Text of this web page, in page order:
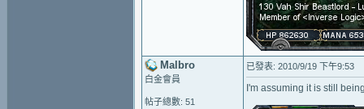
Malbro
白金會員
帖子總數: 51
已發表: 2010/9/19 下午9:53
I'm assuming it is still